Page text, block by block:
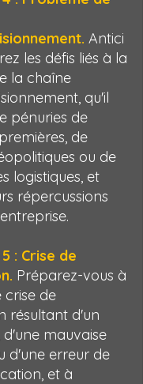
Antici
les défis liés à la
la chaîne
qu'il
pénuries de
de
ou de
logistiques, et
répercussions
: Crise de
Préparez-vous à
crise de
résultant d'un
mauvaise
d'une erreur de
et à